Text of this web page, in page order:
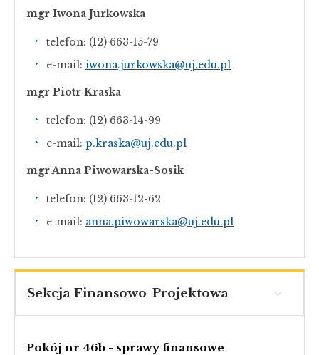
mgr Iwona Jurkowska
telefon: (12) 663-15-79
e-mail: iwona.jurkowska@uj.edu.pl
mgr Piotr Kraska
telefon: (12) 663-14-99
e-mail: p.kraska@uj.edu.pl
mgr Anna Piwowarska-Sosik
telefon: (12) 663-12-62
e-mail: anna.piwowarska@uj.edu.pl
Sekcja Finansowo-Projektowa
Pokój nr 46b - sprawy finansowe